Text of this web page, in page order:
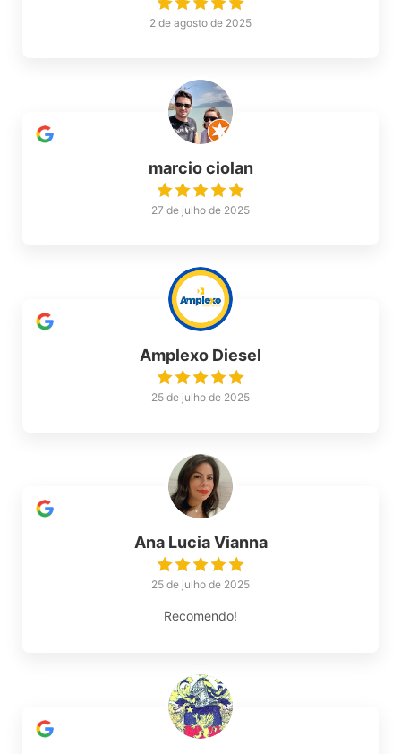
2 de agosto de 2025
marcio ciolan
27 de julho de 2025
Amplexo Diesel
25 de julho de 2025
Ana Lucia Vianna
25 de julho de 2025
Recomendo!